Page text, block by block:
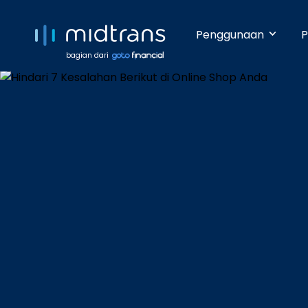
bagian dari
Penggunaan